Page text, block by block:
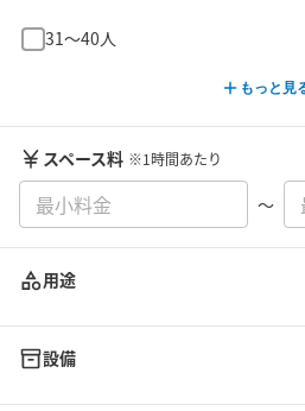
31〜40人
もっと見
スペース料 ※1時間あたり
〜
用途
設備